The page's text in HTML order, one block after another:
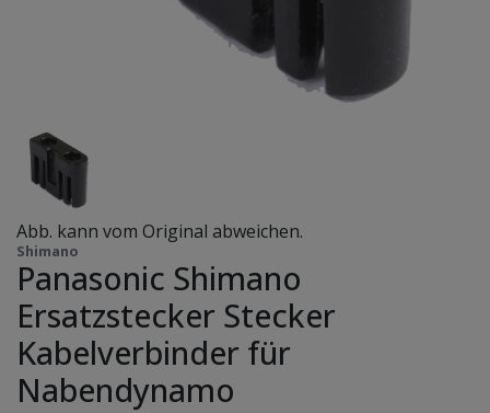
Abb. kann vom Original abweichen.
Shimano
Panasonic Shimano
Ersatzstecker Stecker
Kabelverbinder für
Nabendynamo